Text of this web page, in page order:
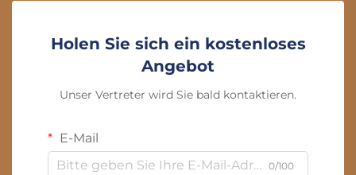
Holen Sie sich ein kostenloses
Angebot
Unser Vertreter wird Sie bald kontaktieren.
E-Mail
0/100